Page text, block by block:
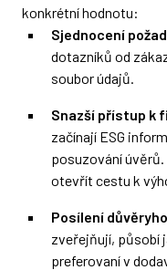
konkrétní hodnotu:
Sjednocení
dotazníků od
soubor údajů.
Snazší přístup k
začínají ESG
posuzování
otevřít cestu k
Posílení
zveřejňují, působí
preferovaní v